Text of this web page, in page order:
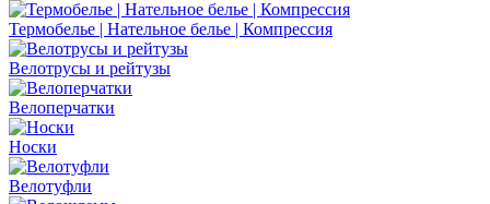
Термобелье | Нательное белье | Компрессия
Велотрусы и рейтузы
Велоперчатки
Носки
Велотуфли